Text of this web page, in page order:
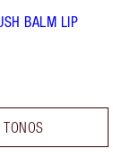
BALM LIP
TONOS